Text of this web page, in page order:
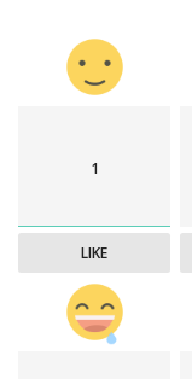
1
LIKE